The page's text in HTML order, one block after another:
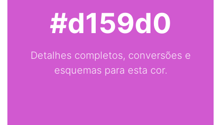
#d159d0
Detalhes completos, conversões e
esquemas para esta cor.